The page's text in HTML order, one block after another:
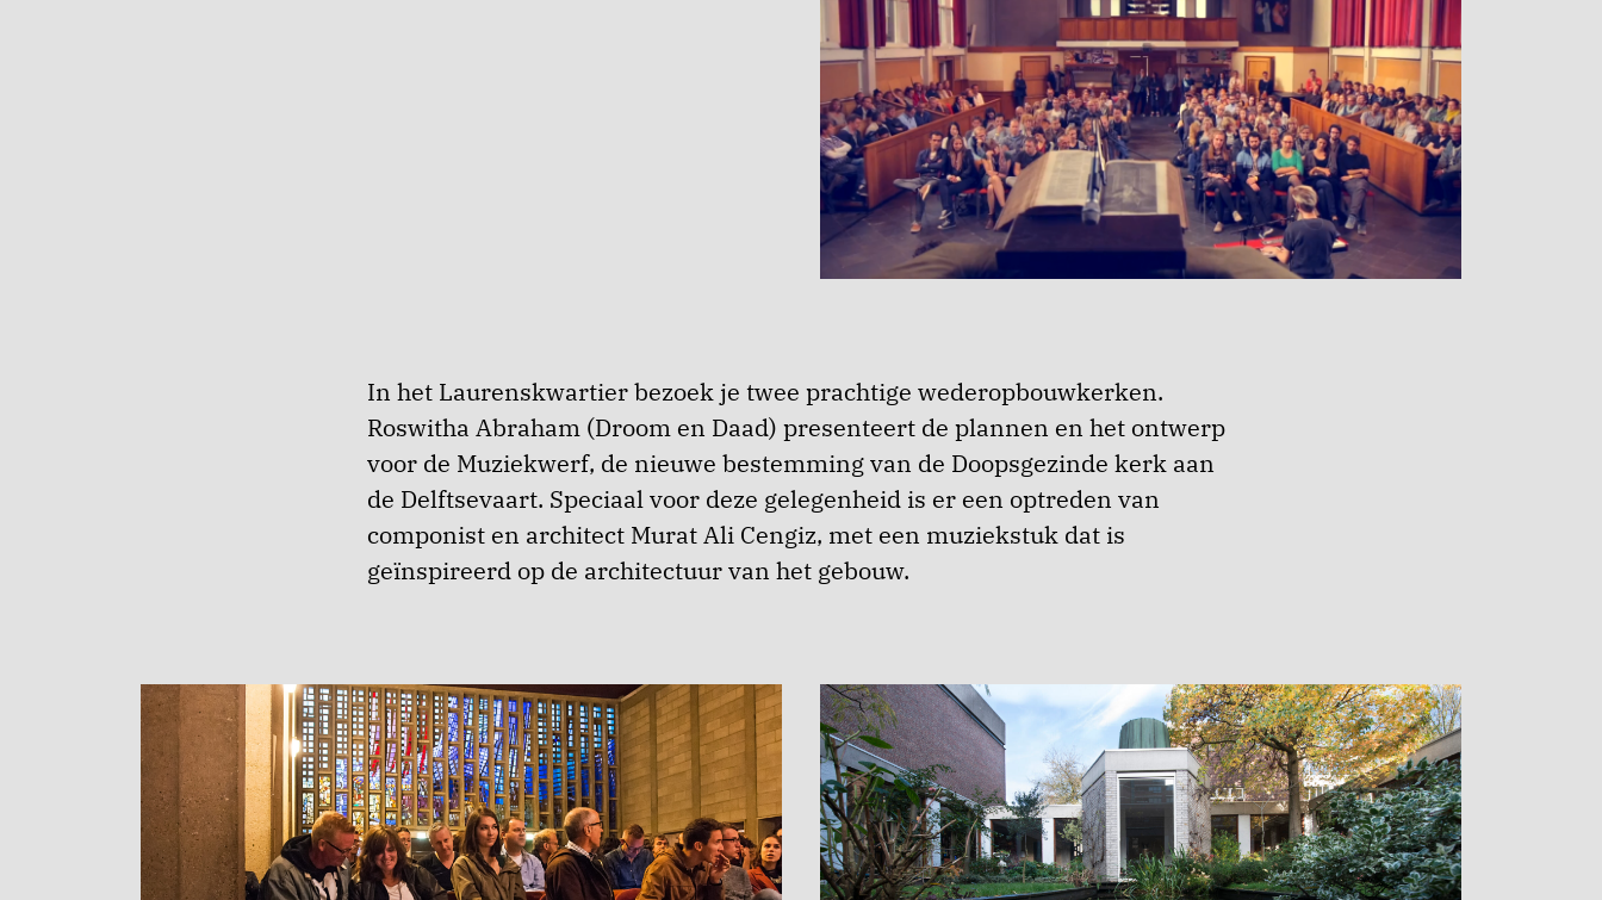
In het Laurenskwartier bezoek je twee prachtige wederopbouwkerken.
Roswitha Abraham (Droom en Daad) presenteert de plannen en het ontwerp
voor de Muziekwerf, de nieuwe bestemming van de Doopsgezinde kerk aan
de Delftsevaart. Speciaal voor deze gelegenheid is er een optreden van
componist en architect Murat Ali Cengiz, met een muziekstuk dat is
geïnspireerd op de architectuur van het gebouw.